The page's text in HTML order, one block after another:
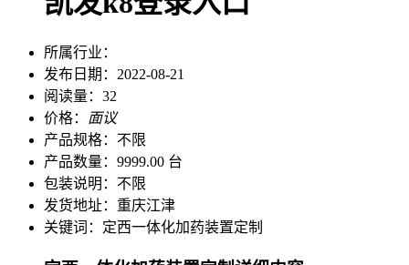
所属行业：
发布日期： 2022-08-21
阅读量： 32
价格：
面议
产品规格： 不限
产品数量： 9999.00 台
包装说明： 不限
发货地址： 重庆江津
关键词： 定西一体化加药装置定制